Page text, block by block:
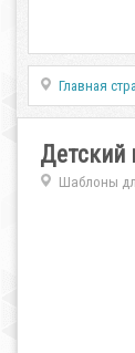
Главная
Детский
Шаблоны